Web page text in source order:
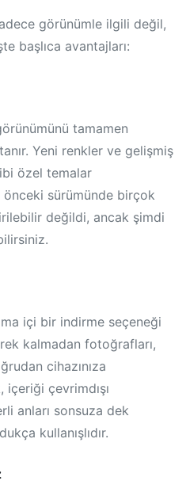
görünümle ilgili değil,
başlıca avantajları:
tamamen
Yeni renkler ve gelişmiş
özel temalar
önceki sürümünde birçok
değildi, ancak şimdi
içi bir indirme seçeneği
kalmadan fotoğrafları,
cihazınıza
çevrimdışı
anları sonsuza dek
kullanışlıdır.